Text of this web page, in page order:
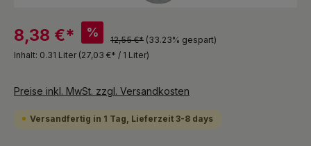
8,38 €* %
12,55 €* (33.23% gespart)
Inhalt: 0.31 Liter (27,03 €* / 1 Liter)
Preise inkl. MwSt. zzgl. Versandkosten
Versandfertig in 1 Tag, Lieferzeit 3-8 days